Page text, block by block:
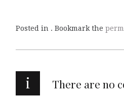
Posted in . Bookmark the
i There are no